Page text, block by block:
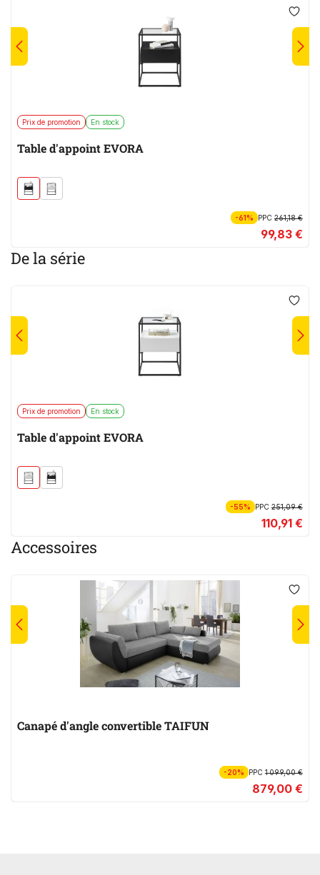
Prix de promotion En stock
Table d'appoint EVORA
-61% PPC261,18 €
99,83 €
De la série
Prix de promotion En stock
Table d'appoint EVORA
-55% PPC251,09 €
110,91 €
Accessoires
Canapé d'angle convertible TAIFUN
-20% PPC1 099,00 €
879,00 €